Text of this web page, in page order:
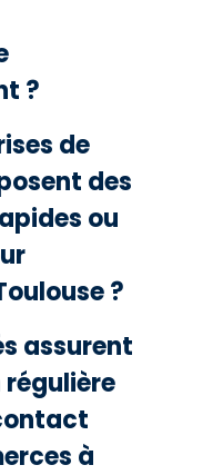
?
de
des
ou
?
assurent
à